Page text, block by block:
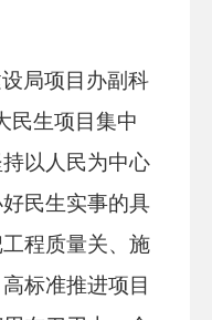
局项目办副科
民生项目集中
持以人民为中心
民生实事的具
程质量关、施
标准推进项目